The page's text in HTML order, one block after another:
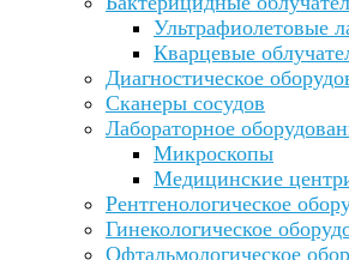
Ультрафиолетовые
Кварцевые
Диагностическое
Сканеры сосудов
Лабораторное
Микроскопы
Медицинские
Рентгенологическое
Гинекологическое
Офтальмологическое